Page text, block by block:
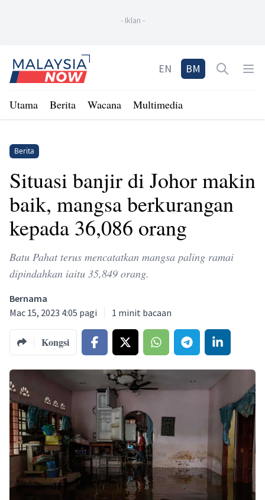
- Iklan -
Home
EN BM Open
Utama Berita Wacana Multimedia
Berita
Situasi banjir di Johor makin
baik, mangsa berkurangan
kepada 36,086 orang
Batu Pahat terus mencatatkan mangsa paling ramai
dipindahkan iaitu 35,849 orang.
Bernama
Mac 15, 2023 4:05 pagi
1 minit bacaan
Kongsi